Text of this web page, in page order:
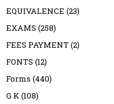
EQUIVALENCE (23)
EXAMS (258)
FEES PAYMENT(2)
FONTS (12)
Forms (440)
G K(108)